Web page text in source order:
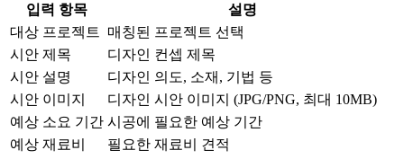
입력 항목
설명
대상 프로젝트
매칭된 프로젝트 선택
시안 제목
디자인 컨셉 제목
시안 설명
디자인 의도, 소재, 기법 등
시안 이미지
디자인 시안 이미지 (JPG/PNG, 최대 10MB)
예상 소요 기간 시공에 필요한 예상 기간
예상 재료비
필요한 재료비 견적